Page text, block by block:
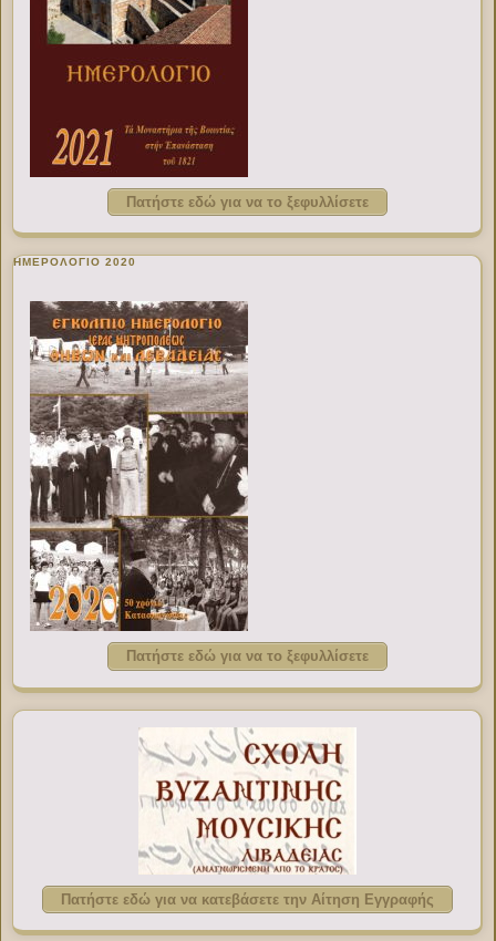
Πατήστε εδώ για να το ξεφυλλίσετε
ΗΜΕΡΟΛΟΓΙΟ 2020
Πατήστε εδώ για να το ξεφυλλίσετε
Πατήστε εδώ για να κατεβάσετε την Αίτηση Εγγραφής